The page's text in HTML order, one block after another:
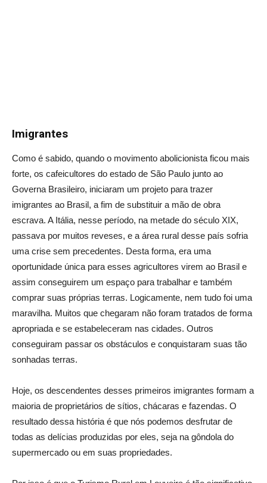
Imigrantes
Como é sabido, quando o movimento abolicionista ficou mais
forte, os cafeicultores do estado de São Paulo junto ao
Governa Brasileiro, iniciaram um projeto para trazer
imigrantes ao Brasil, a fim de substituir a mão de obra
escrava. A Itália, nesse período, na metade do século XIX,
passava por muitos reveses, e a área rural desse país sofria
uma crise sem precedentes. Desta forma, era uma
oportunidade única para esses agricultores virem ao Brasil e
assim conseguirem um espaço para trabalhar e também
comprar suas próprias terras. Logicamente, nem tudo foi uma
maravilha. Muitos que chegaram não foram tratados de forma
apropriada e se estabeleceram nas cidades. Outros
conseguiram passar os obstáculos e conquistaram suas tão
sonhadas terras.
Hoje, os descendentes desses primeiros imigrantes formam a
maioria de proprietários de sítios, chácaras e fazendas. O
resultado dessa história é que nós podemos desfrutar de
todas as delícias produzidas por eles, seja na gôndola do
supermercado ou em suas propriedades.